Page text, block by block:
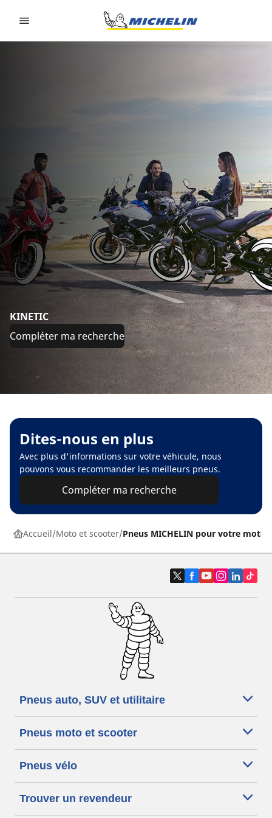
KINETIC
Compléter ma recherche
Dites-nous en plus
Avec plus d'informations sur votre véhicule, nous
pouvons vous recommander les meilleurs pneus.
Compléter ma recherche
Accueil Moto et scooter Pneus MICHELIN pour votre moto
Pneus auto, SUV et utilitaire
Pneus moto et scooter
Pneus vélo
Trouver un revendeur